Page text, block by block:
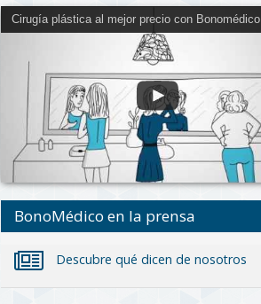
Cirugía plástica al mejor precio con Bonomédico
BonoMédico en la prensa
Descubre qué dicen de nosotros